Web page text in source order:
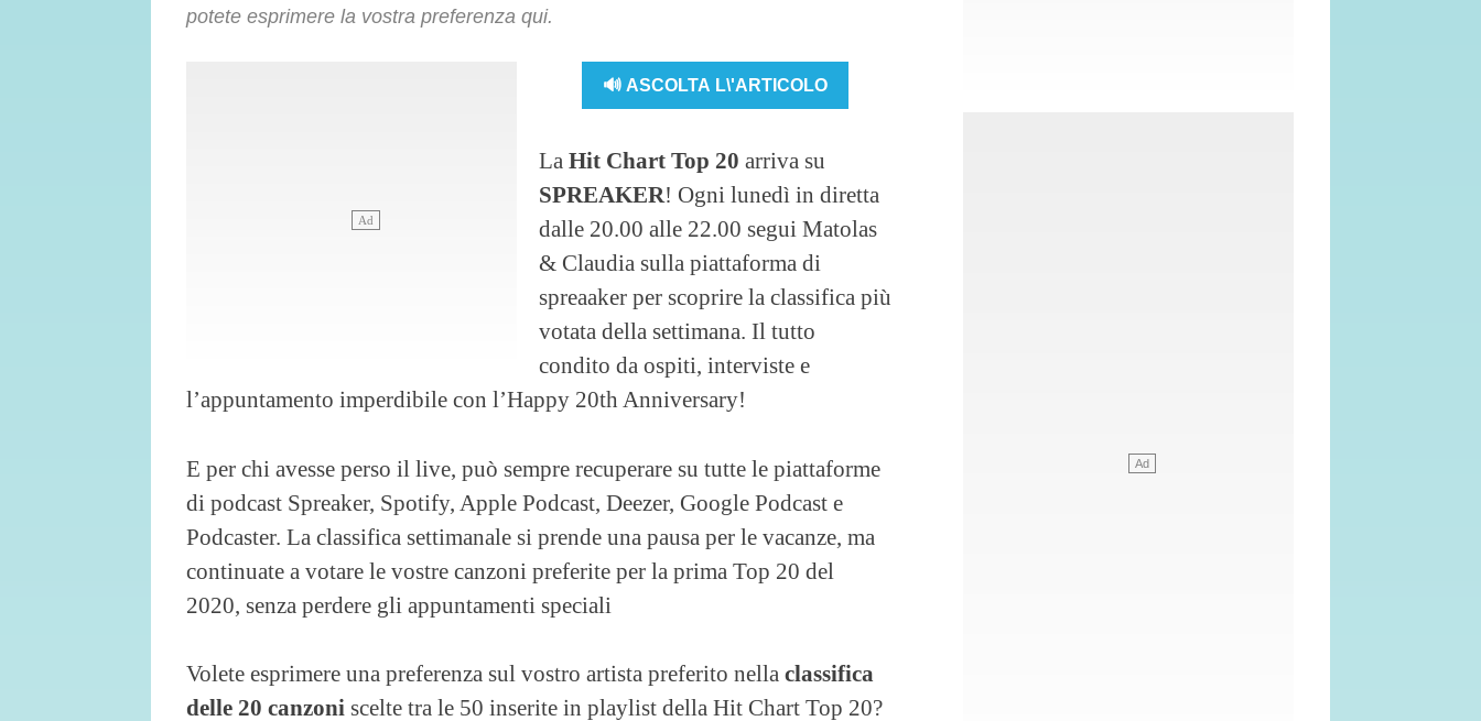
potete esprimere la vostra preferenza qui.
🔊 ASCOLTA L\'ARTICOLO
La Hit Chart Top 20 arriva su
SPREAKER! Ogni lunedì in diretta
dalle 20.00 alle 22.00 segui Matolas
& Claudia sulla piattaforma di
spreaaker per scoprire la classifica più
votata della settimana. Il tutto
condito da ospiti, interviste e
l’appuntamento imperdibile con l’Happy 20th Anniversary!
E per chi avesse perso il live, può sempre recuperare su tutte le piattaforme
di podcast Spreaker, Spotify, Apple Podcast, Deezer, Google Podcast e
Podcaster. La classifica settimanale si prende una pausa per le vacanze, ma
continuate a votare le vostre canzoni preferite per la prima Top 20 del
2020, senza perdere gli appuntamenti speciali
Volete esprimere una preferenza sul vostro artista preferito nella classifica
delle 20 canzoni scelte tra le 50 inserite in playlist della Hit Chart Top 20?